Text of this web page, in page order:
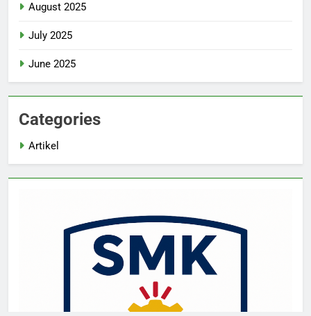
August 2025
July 2025
June 2025
Categories
Artikel